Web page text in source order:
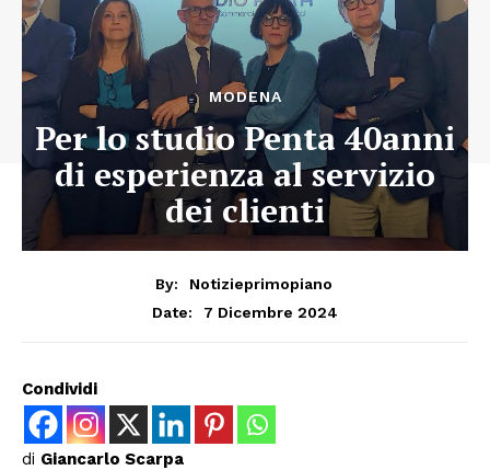
MODENA
Per lo studio Penta 40anni
di esperienza al servizio
dei clienti
By:
Notizieprimopiano
Date:
7 Dicembre 2024
Condividi
di Giancarlo Scarpa